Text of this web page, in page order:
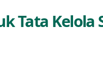
Tata Kelola